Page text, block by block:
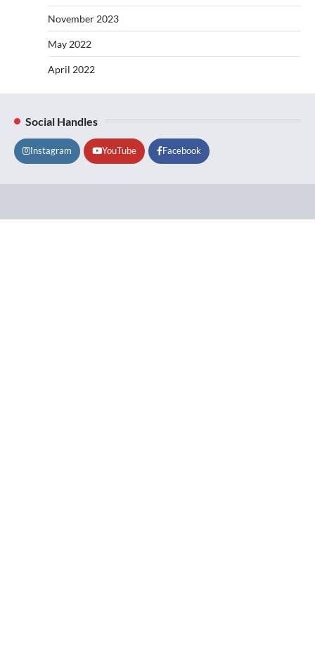
November 2023
May 2022
April 2022
Social Handles
Instagram YouTube Facebook